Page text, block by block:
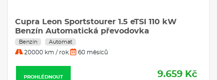
Cupra Leon Sportstourer 1.5 eTSI 110 kW
Benzín Automatická převodovka
Benzín Automat
20000 km / rok 60 měsíců
PROHLÉDNOUT 9.659 Kč